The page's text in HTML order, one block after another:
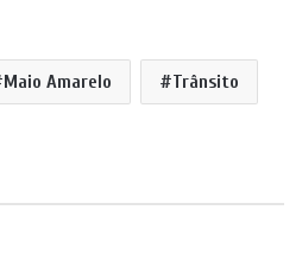
Maio Amarelo Trânsito